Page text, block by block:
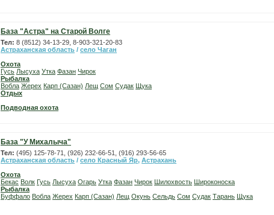
База "Астра" на Старой Волге
Тел: 8 (8512) 34-13-29, 8-903-321-20-83
Астраханская область / село Чаган
Охота
Гусь Лысуха Утка Фазан Чирок
Рыбалка
Вобла Жерех Карп (Сазан) Лещ Сом Судак Щука
Отдых
Подводная охота
База "У Михалыча"
Тел: (495) 125-78-71, (926) 232-66-51, (916) 293-56-65
Астраханская область / село Красный Яр, Астрахань
Охота
Бекас Волк Гусь Лысуха Огарь Утка Фазан Чирок Шилохвость Широконоска
Рыбалка
Буффало Вобла Жерех Карп (Сазан) Лещ Окунь Сельдь Сом Судак Тарань Щука